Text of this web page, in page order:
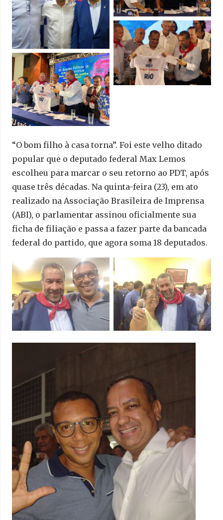
“O bom filho à casa torna”. Foi este velho ditado
popular que o deputado federal Max Lemos
escolheu para marcar o seu retorno ao PDT, após
quase três décadas. Na quinta-feira (23), em ato
realizado na Associação Brasileira de Imprensa
(ABI), o parlamentar assinou oficialmente sua
ficha de filiação e passa a fazer parte da bancada
federal do partido, que agora soma 18 deputados.